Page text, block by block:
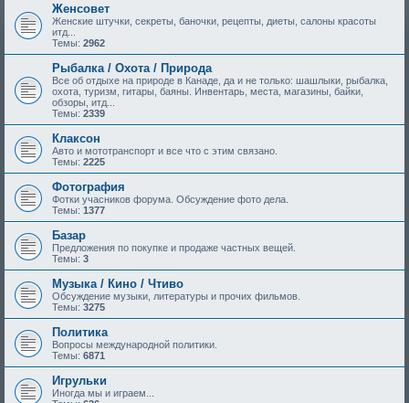
Женсовет
Женские штучки, секреты, баночки, рецепты, диеты, салоны красоты
итд...
Темы: 2962
Рыбалка / Охота / Природа
Все об отдыхе на природе в Канаде, да и не только: шашлыки, рыбалка,
охота, туризм, гитары, баяны. Инвентарь, места, магазины, байки,
обзоры, итд...
Темы: 2339
Клаксон
Авто и мототранспорт и все что с этим связано.
Темы: 2225
Фотография
Фотки учасников форума. Обсуждение фото дела.
Темы: 1377
Базар
Предложения по покупке и продаже частных вещей.
Темы: 3
Музыка / Кино / Чтиво
Обсуждение музыки, литературы и прочих фильмов.
Темы: 3275
Политика
Вопросы международной политики.
Темы: 6871
Игрульки
Иногда мы и играем...